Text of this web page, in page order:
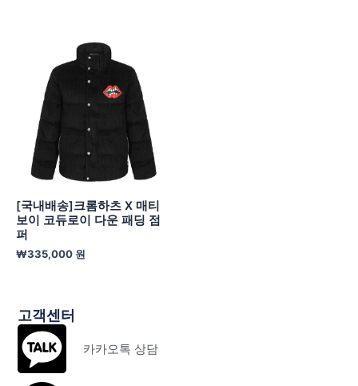
[국내배송]크롬하츠 X 매티
보이 코듀로이 다운 패딩 점
퍼
₩335,000 원
고객센터
카카오톡 상담